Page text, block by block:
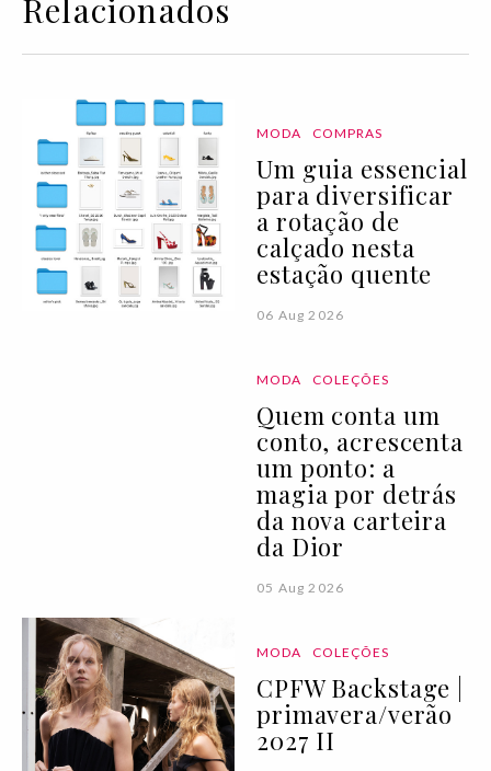
Relacionados
MODA COMPRAS
Um guia essencial
para diversificar
a rotação de
calçado nesta
estação quente
06 Aug 2026
MODA COLEÇÕES
Quem conta um
conto, acrescenta
um ponto: a
magia por detrás
da nova carteira
da Dior
05 Aug 2026
MODA COLEÇÕES
CPFW Backstage |
primavera/verão
2027 II